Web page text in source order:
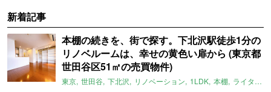
新着記事
本棚の続きを、街で探す。下北沢駅徒歩1分の
リノベルームは、幸せの黄色い扉から (東京都
世田谷区51㎡の売買物件)
東京 世田谷 下北沢 リノベーション 1LDK 本棚 ライター：ほしりょうこ